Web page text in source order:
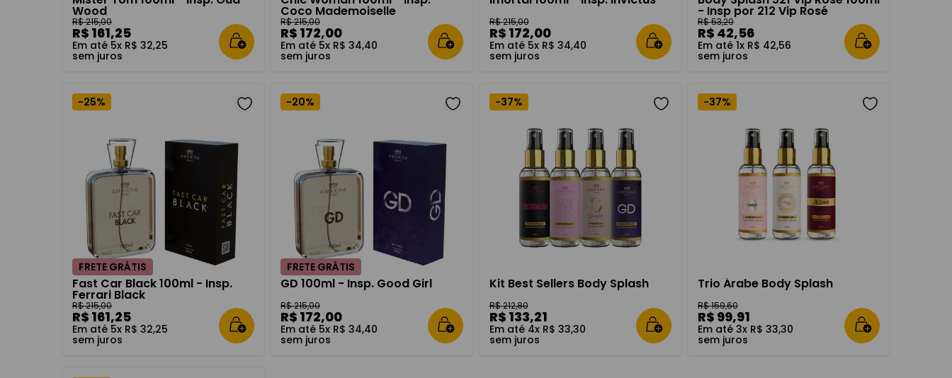
Wood
R$215,00
R$ 161,25
Em até 5x R$ 32,25
sem juros
Coco Mademoiselle
R$215,00
R$ 172,00
Em até 5x R$ 34,40
sem juros
R$215,00
R$ 172,00
Em até 5x R$ 34,40
sem juros
- Insp por 212 Vip Rosé
R$53,20
R$ 42,56
Em até 1x R$ 42,56
sem juros
-25%
FRETE GRÁTIS
Fast Car Black 100ml - Insp.
Ferrari Black
R$215,00
R$ 161,25
Em até 5x R$ 32,25
sem juros
-20%
FRETE GRÁTIS
GD 100ml - Insp. Good Girl
R$215,00
R$ 172,00
Em até 5x R$ 34,40
sem juros
-37%
Kit Best Sellers Body Splash
R$212,80
R$ 133,21
Em até 4x R$ 33,30
sem juros
-37%
Trio Árabe Body Splash
R$159,60
R$ 99,91
Em até 3x R$ 33,30
sem juros